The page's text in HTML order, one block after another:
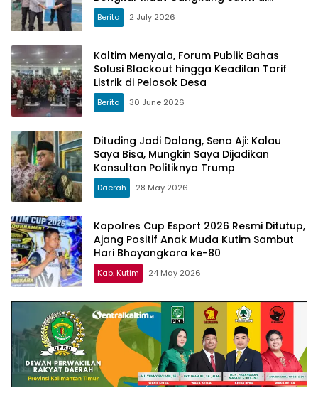
Logpond Tubaan
Berita 2 July 2026
Kaltim Menyala, Forum Publik Bahas
Solusi Blackout hingga Keadilan Tarif
Listrik di Pelosok Desa
Berita 30 June 2026
Dituding Jadi Dalang, Seno Aji: Kalau
Saya Bisa, Mungkin Saya Dijadikan
Konsultan Politiknya Trump
Daerah 28 May 2026
Kapolres Cup Esport 2026 Resmi Ditutup,
Ajang Positif Anak Muda Kutim Sambut
Hari Bhayangkara ke-80
Kab. Kutim 24 May 2026